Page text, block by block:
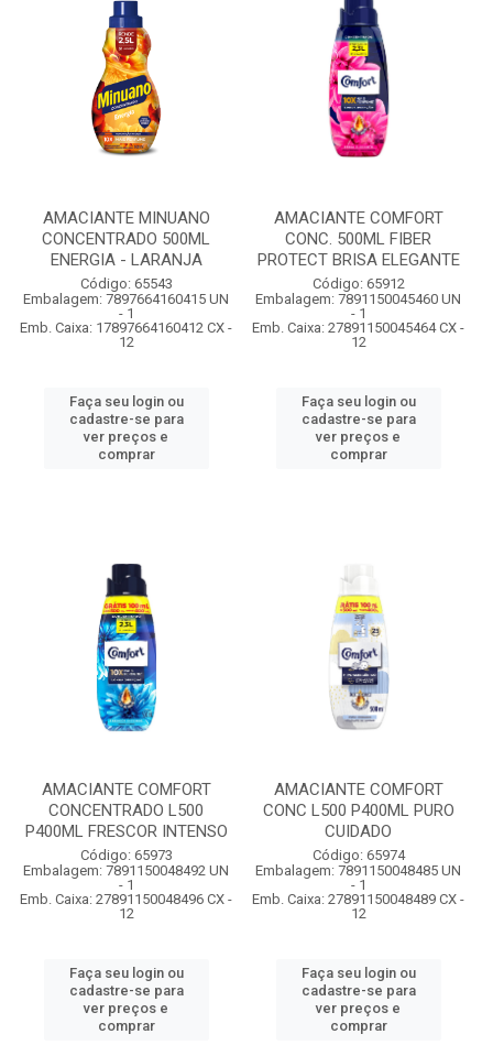
AMACIANTE MINUANO
CONCENTRADO 500ML
ENERGIA - LARANJA
Código: 65543
Embalagem: 7897664160415 UN
- 1
Emb. Caixa: 17897664160412 CX -
12
Faça seu login ou
cadastre-se para
ver preços e
comprar
AMACIANTE COMFORT
CONC. 500ML FIBER
PROTECT BRISA ELEGANTE
Código: 65912
Embalagem: 7891150045460 UN
- 1
Emb. Caixa: 27891150045464 CX -
12
Faça seu login ou
cadastre-se para
ver preços e
comprar
AMACIANTE COMFORT
CONCENTRADO L500
P400ML FRESCOR INTENSO
Código: 65973
Embalagem: 7891150048492 UN
- 1
Emb. Caixa: 27891150048496 CX -
12
Faça seu login ou
cadastre-se para
ver preços e
comprar
AMACIANTE COMFORT
CONC L500 P400ML PURO
CUIDADO
Código: 65974
Embalagem: 7891150048485 UN
- 1
Emb. Caixa: 27891150048489 CX -
12
Faça seu login ou
cadastre-se para
ver preços e
comprar